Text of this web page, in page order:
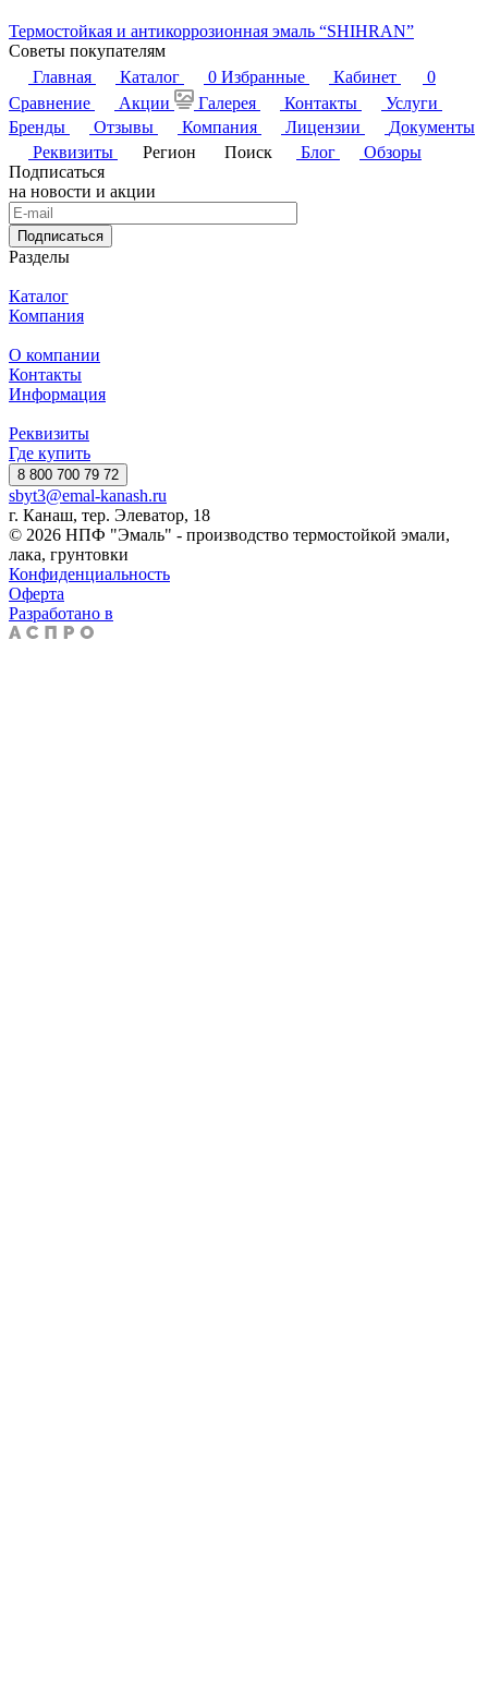
Термостойкая и антикоррозионная эмаль “SHIHRAN”
Советы покупателям
Главная
Каталог 0 Избранные Кабинет
0
Сравнение
Акции Галерея Контакты
Услуги
Бренды
Отзывы Компания Лицензии
Документы
Реквизиты
Регион Поиск Блог
Обзоры
Подписаться
на новости и акции
Подписаться
Разделы
Каталог
Компания
О компании
Контакты
Информация
Реквизиты
Где купить
8 800 700 79 72
sbyt3@emal-kanash.ru
г. Канаш, тер. Элеватор, 18
© 2026 НПФ "Эмаль" - производство термостойкой эмали,
лака, грунтовки
Конфиденциальность
Оферта
Разработано в